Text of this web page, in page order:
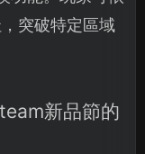
突破特定區域
新品節的